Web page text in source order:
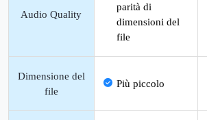
Audio Quality
parità di
dimensioni del
file
Dimensione del
file
Più piccolo